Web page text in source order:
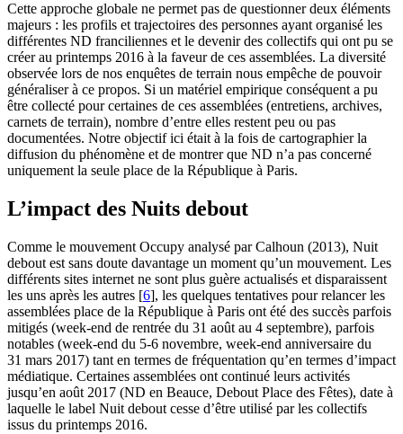
Cette approche globale ne permet pas de questionner deux éléments
majeurs : les profils et trajectoires des personnes ayant organisé les
différentes ND franciliennes et le devenir des collectifs qui ont pu se
créer au printemps 2016 à la faveur de ces assemblées. La diversité
observée lors de nos enquêtes de terrain nous empêche de pouvoir
généraliser à ce propos. Si un matériel empirique conséquent a pu
être collecté pour certaines de ces assemblées (entretiens, archives,
carnets de terrain), nombre d’entre elles restent peu ou pas
documentées. Notre objectif ici était à la fois de cartographier la
diffusion du phénomène et de montrer que ND n’a pas concerné
uniquement la seule place de la République à Paris.
L’impact des Nuits debout
Comme le mouvement Occupy analysé par Calhoun (2013), Nuit
debout est sans doute davantage un moment qu’un mouvement. Les
différents sites internet ne sont plus guère actualisés et disparaissent
les uns après les autres [6], les quelques tentatives pour relancer les
assemblées place de la République à Paris ont été des succès parfois
mitigés (week-end de rentrée du 31 août au 4 septembre), parfois
notables (week‑end du 5‑6 novembre, week‑end anniversaire du
31 mars 2017) tant en termes de fréquentation qu’en termes d’impact
médiatique. Certaines assemblées ont continué leurs activités
jusqu’en août 2017 (ND en Beauce, Debout Place des Fêtes), date à
laquelle le label Nuit debout cesse d’être utilisé par les collectifs
issus du printemps 2016.